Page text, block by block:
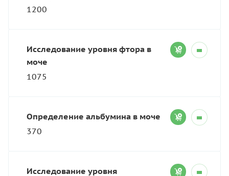
1200
Исследование уровня фтора в
моче
1075
Определение альбумина в моче
370
Исследование уровня